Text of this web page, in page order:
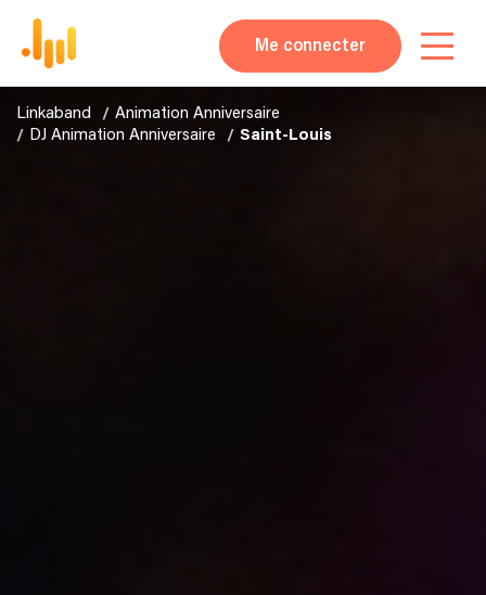
Me connecter
Linkaband
Animation Anniversaire
DJ Animation Anniversaire
Saint-Louis